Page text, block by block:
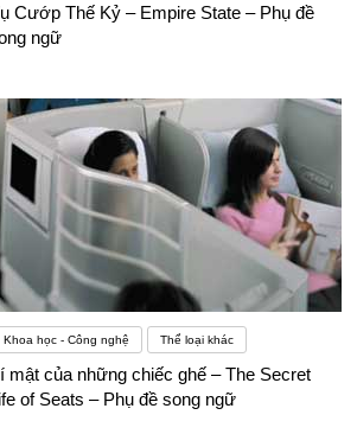
Anh miễn phí.Ứng dụng học tiếng Anh: Sử
ngoại ngữ có 4 phần, gồm: nghe, nói,
Cướp Thế Kỷ – Empire State – Phụ đề
ngữ
Khoa học - Công nghệ Thể loại khác
mật của những chiếc ghế – The Secret
of Seats – Phụ đề song ngữ